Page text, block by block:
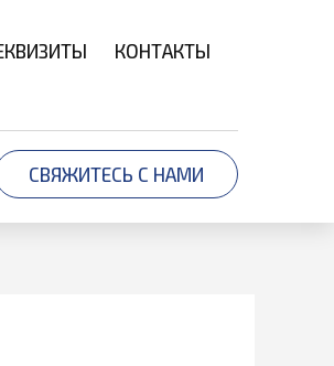
КОНТАКТЫ
СВЯЖИТЕСЬ С НАМИ